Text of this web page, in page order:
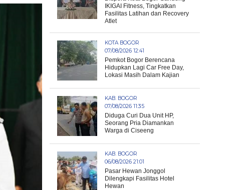
IKIGAI Fitness, Tingkatkan
Fasilitas Latihan dan Recovery
Atlet
KOTA BOGOR
07/08/2026 12:41
Pemkot Bogor Berencana
Hidupkan Lagi Car Free Day,
Lokasi Masih Dalam Kajian
KAB. BOGOR
07/08/2026 11:35
Diduga Curi Dua Unit HP,
Seorang Pria Diamankan
Warga di Ciseeng
KAB. BOGOR
06/08/2026 21:01
Pasar Hewan Jonggol
Dilengkapi Fasilitas Hotel
Hewan